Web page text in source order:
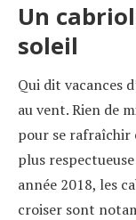
Un
soleil
Qui dit vacances
au vent. Rien de
pour se rafraîchir
plus
année 2018, les
croiser sont